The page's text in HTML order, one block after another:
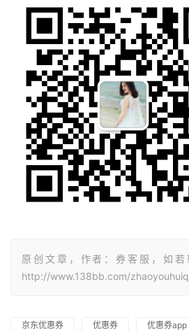
原创文章，作者：券客服，如若
http://www.138bb.com/
京东优惠券 优惠券 优惠券app